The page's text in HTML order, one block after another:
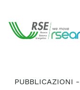
PUBBLICAZIONI